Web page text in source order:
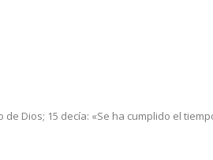
Dios; 15 decía: «Se ha cumplido el